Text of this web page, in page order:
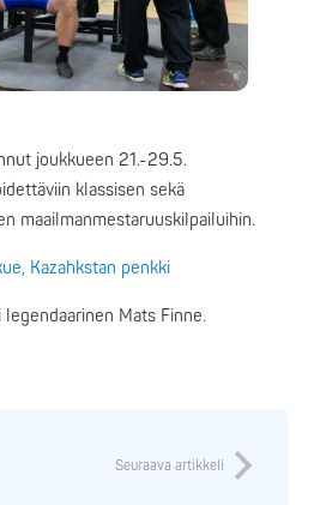
joukkueen 21.-29.5.
klassisen sekä
maailmanmestaruuskilpailuihin.
Kazahkstan penkki
Mats Finne.
Seuraava artikkeli